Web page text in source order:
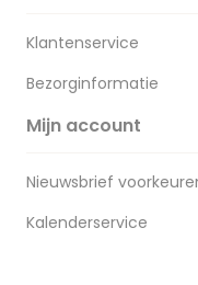
Klantenservice
Bezorginformatie
Mijn account
Nieuwsbrief
Kalenderservice